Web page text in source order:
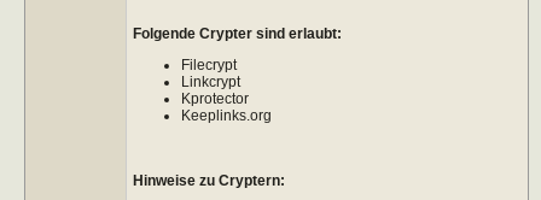
Folgende Crypter sind erlaubt:
Filecrypt
Linkcrypt
Kprotector
Keeplinks.org
Hinweise zu Cryptern: